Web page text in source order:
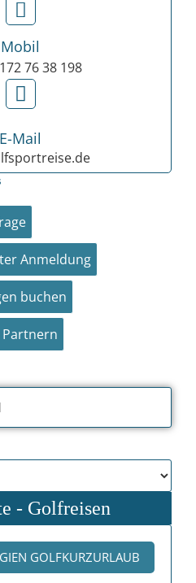
Mobil
76 38 198
E-Mail
Anmeldung
buchen
Partnern
- Golfreisen
GOLFKURZURLAUB